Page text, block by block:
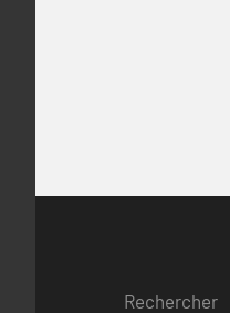
Rechercher